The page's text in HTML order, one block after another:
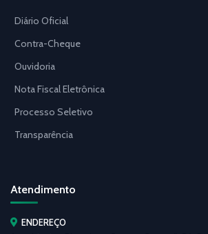
Diário Oficial
Contra-Cheque
Ouvidoria
Nota Fiscal Eletrônica
Processo Seletivo
Transparência
Atendimento
ENDEREÇO